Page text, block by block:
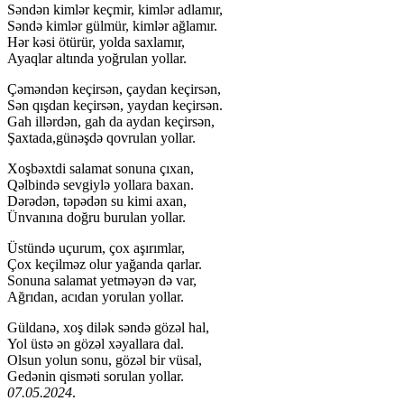
Səndən kimlər keçmir, kimlər adlamır,
Səndə kimlər gülmür, kimlər ağlamır.
Hər kəsi ötürür, yolda saxlamır,
Ayaqlar altında yoğrulan yollar.
Çəməndən keçirsən, çaydan keçirsən,
Sən qışdan keçirsən, yaydan keçirsən.
Gah illərdən, gah da aydan keçirsən,
Şaxtada,günəşdə qovrulan yollar.
Xoşbəxtdi salamat sonuna çıxan,
Qəlbində sevgiylə yollara baxan.
Dərədən, təpədən su kimi axan,
Ünvanına doğru burulan yollar.
Üstündə uçurum, çox aşırımlar,
Çox keçilməz olur yağanda qarlar.
Sonuna salamat yetməyən də var,
Ağrıdan, acıdan yorulan yollar.
Güldanə, xoş dilək səndə gözəl hal,
Yol üstə ən gözəl xəyallara dal.
Olsun yolun sonu, gözəl bir vüsal,
Gedənin qisməti sorulan yollar.
07.05.2024.